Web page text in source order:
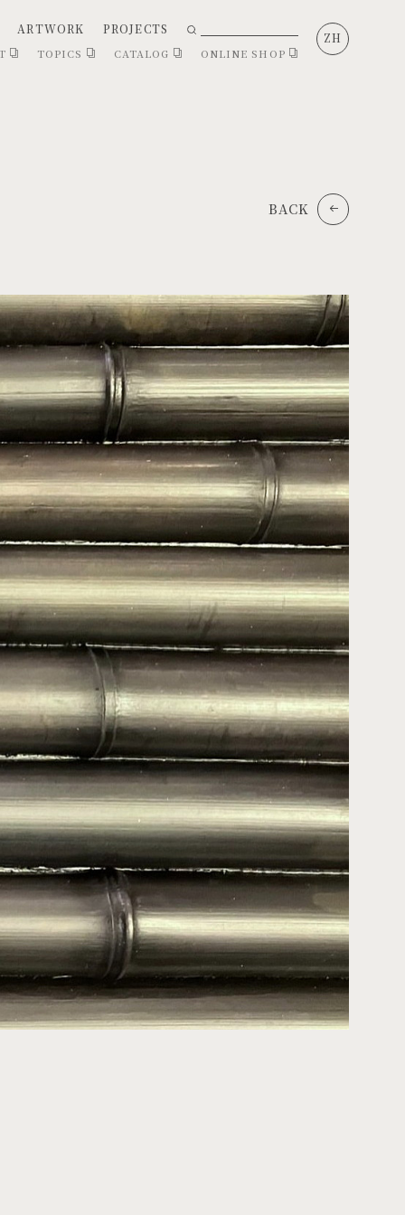
ARTWORK PROJECTS
TOPICS CATALOG ONLINE SHOP
ZH
BACK